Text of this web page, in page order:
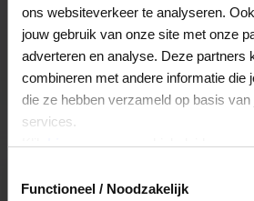
ons websiteverkeer te analyseren.
jouw gebruik van onze site met onze
adverteren en analyse. Deze partners
combineren met andere informatie die
die ze hebben verzameld op basis
services.
Klikhiervoor ons cookiebeleid.
Functioneel / Noodzakelijk
Restaurant bij de molen
Eestumerweg 39
9792RB Ten Post
Veelgestelde Vragen
Kan ik het saldo in delen